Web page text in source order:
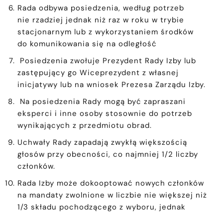
Rada odbywa posiedzenia, według potrzeb
nie rzadziej jednak niż raz w roku w trybie
stacjonarnym lub z wykorzystaniem środków
do komunikowania się na odległość
Posiedzenia zwołuje Prezydent Rady Izby lub
zastępujący go Wiceprezydent z własnej
inicjatywy lub na wniosek Prezesa Zarządu Izby.
Na posiedzenia Rady mogą być zapraszani
eksperci i inne osoby stosownie do potrzeb
wynikających z przedmiotu obrad.
Uchwały Rady zapadają zwykłą większością
głosów przy obecności, co najmniej 1/2 liczby
członków.
Rada Izby może dokooptować nowych członków
na mandaty zwolnione w liczbie nie większej niż
1/3 składu pochodzącego z wyboru, jednak